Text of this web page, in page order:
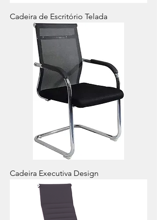
Cadeira de Escritório Telada
Cadeira Executiva Design